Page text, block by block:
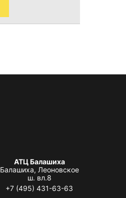
АТЦ Балашиха
Балашиха, Леоновское
ш. вл.8
+7 (495) 431-63-63